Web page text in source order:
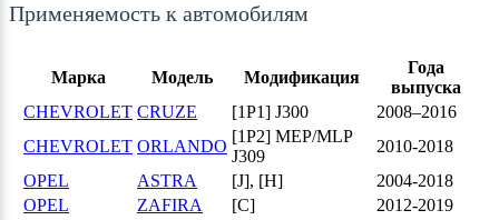
Применяемость к автомобилям
Марка Модель Модификация
Года
выпуска
CHEVROLET CRUZE [1P1] J300
2008–2016
CHEVROLET ORLANDO
[1P2] MEP/MLP
J309
2010-2018
OPEL
ASTRA [J], [H]
2004-2018
OPEL
ZAFIRA [С] 2012-2019